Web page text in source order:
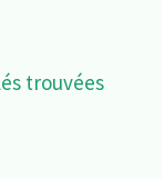
trouvées